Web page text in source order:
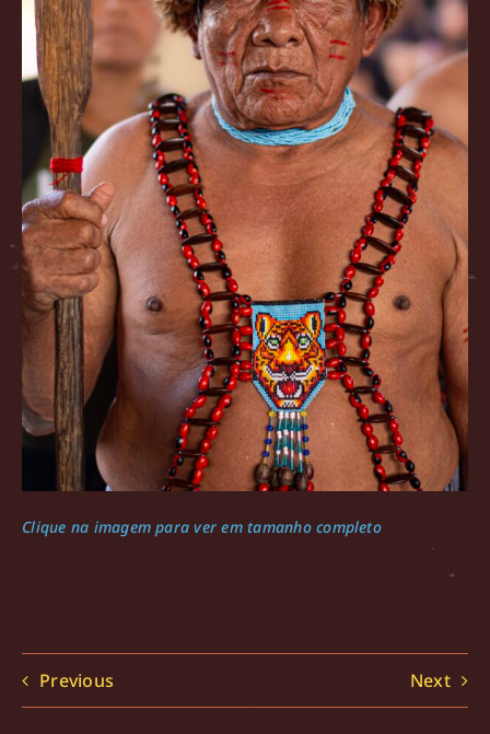
Clique na imagem para ver em tamanho completo
Previous Next